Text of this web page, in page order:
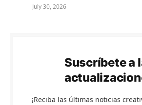
July 30, 2026
Suscríbete a
¡Reciba las últimas noticias